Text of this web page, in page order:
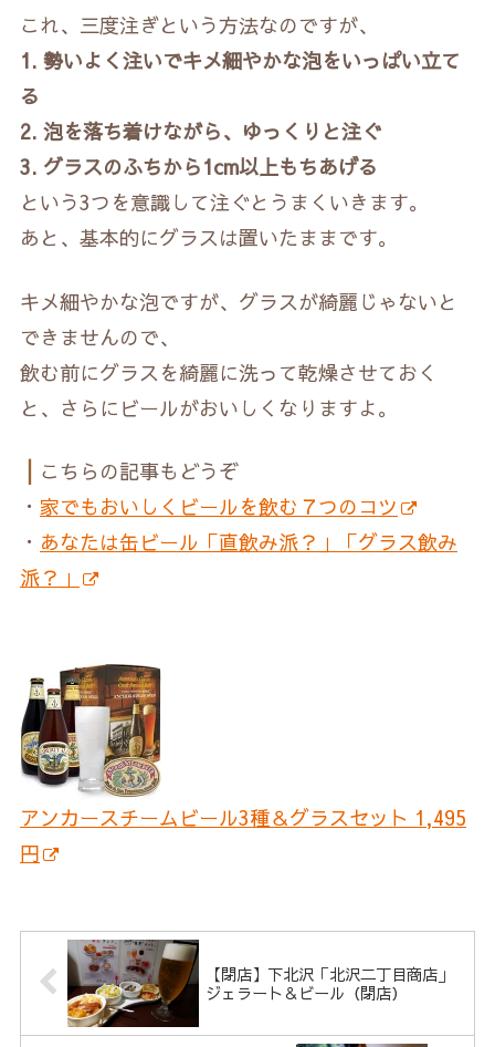
これ、三度注ぎという方法なのですが、
1. 勢いよく注いでキメ細やかな泡をいっぱい立て
る
2. 泡を落ち着けながら、ゆっくりと注ぐ
3. グラスのふちから1cm以上もちあげる
という3つを意識して注ぐとうまくいきます。
あと、基本的にグラスは置いたままです。
キメ細やかな泡ですが、グラスが綺麗じゃないと
できませんので、
飲む前にグラスを綺麗に洗って乾燥させておく
と、さらにビールがおいしくなりますよ。
こちらの記事もどうぞ
・ 家でもおいしくビールを飲む７つのコツ
・ あなたは缶ビール「直飲み派？」「グラス飲み
派？」
アンカースチームビール3種＆グラスセット 1,495
円
【閉店】下北沢「北沢二丁目商店」
ジェラート＆ビール（閉店）